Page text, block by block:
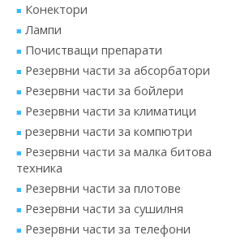
Конектори
Лампи
Почистващи препарати
Резервни части за абсорбатори
Резервни части за бойлери
Резервни части за климатици
резервни части за компютри
Резервни части за малка битова
техника
Резервни части за плотове
Резервни части за сушилня
Резервни части за телефони